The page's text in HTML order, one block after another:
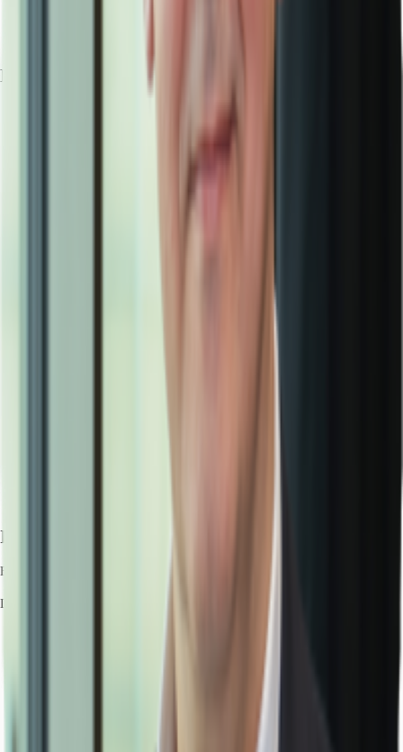
Exposé herunterladen
Ihr Kontakt
Frank Kraus
Ihr Kontakt